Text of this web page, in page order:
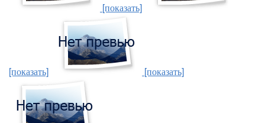
[показать]
[показать] [показать]